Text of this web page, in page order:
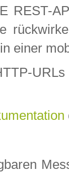
REST-
einer